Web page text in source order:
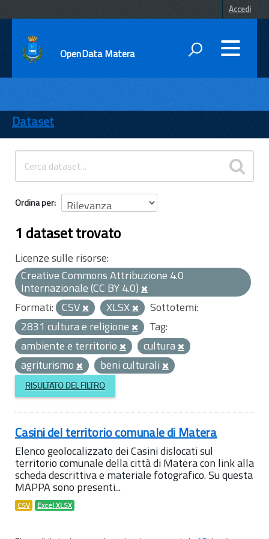
Accedi
OpenData Matera
ENTI
TEMI
INFORMAZIONI
Dataset
Ordina per
1 dataset trovato
Licenze sulle risorse:
Creative Commons Attribuzione 4.0
Internazionale (CC BY 4.0)
Formati: CSV XLSX
Sottotemi:
2831 cultura e religione
Tag:
ambiente e territorio
cultura
agriturismo
beni culturali
RISULTATO DEL FILTRO
Casini del territorio comunale di Matera
Elenco geolocalizzato dei Casini dislocati sul
territorio comunale della città di Matera con link alla
scheda descrittiva e materiale fotografico. Su questa
MAPPA sono presenti...
CSV Excel XLSX